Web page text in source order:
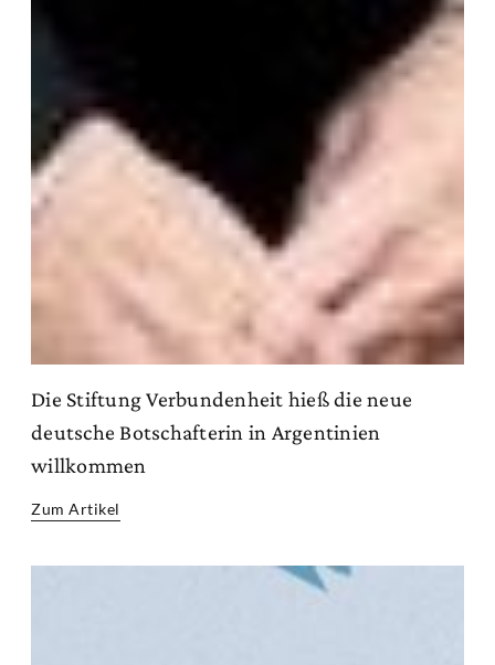
Die Stiftung Verbundenheit hieß die neue
deutsche Botschafterin in Argentinien
willkommen
Zum Artikel